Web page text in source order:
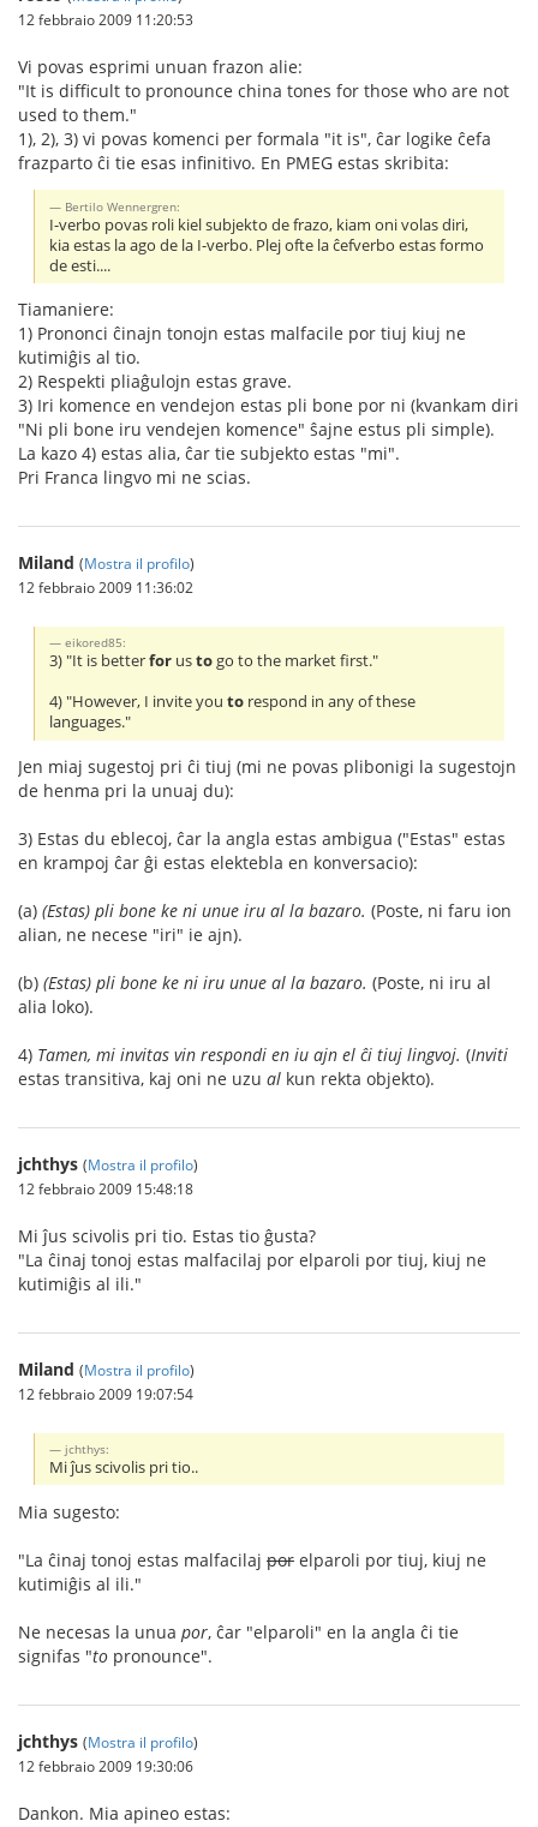
12 febbraio 2009 11:20:53
Vi povas esprimi unuan frazon alie:
"It is difficult to pronounce china tones for those who are not
used to them."
1), 2), 3) vi povas komenci per formala "it is", ĉar logike ĉefa
frazparto ĉi tie esas infinitivo. En PMEG estas skribita:
Bertilo Wennergren:
I-verbo povas roli kiel subjekto de frazo, kiam oni volas diri,
kia estas la ago de la I-verbo. Plej ofte la ĉefverbo estas formo
de esti....
Tiamaniere:
1) Prononci ĉinajn tonojn estas malfacile por tiuj kiuj ne
kutimiĝis al tio.
2) Respekti pliaĝulojn estas grave.
3) Iri komence en vendejon estas pli bone por ni (kvankam diri
"Ni pli bone iru vendejen komence" ŝajne estus pli simple).
La kazo 4) estas alia, ĉar tie subjekto estas "mi".
Pri Franca lingvo mi ne scias.
Miland (Mostra il profilo)
12 febbraio 2009 11:36:02
eikored85:
3) "It is betterfor ustogo to the market first."
4) "However, I invite youto respond in any of these
languages."
Jen miaj sugestoj pri ĉi tiuj (mi ne povas plibonigi la sugestojn
de henma pri la unuaj du):
3) Estas du eblecoj, ĉar la angla estas ambigua ("Estas" estas
en krampoj ĉar ĝi estas elektebla en konversacio):
(a) (Estas) pli bone ke ni unue iru al la bazaro. (Poste, ni faru ion
alian, ne necese "iri" ie ajn).
(b) (Estas) pli bone ke ni iru unue al la bazaro. (Poste, ni iru al
alia loko).
4) Tamen, mi invitas vin respondi en iu ajn el ĉi tiuj lingvoj. (Inviti
estas transitiva, kaj oni ne uzu al kun rekta objekto).
jchthys (Mostra il profilo)
12 febbraio 2009 15:48:18
Mi ĵus scivolis pri tio. Estas tio ĝusta?
"La ĉinaj tonoj estas malfacilaj por elparoli por tiuj, kiuj ne
kutimiĝis al ili."
Miland (Mostra il profilo)
12 febbraio 2009 19:07:54
jchthys:
Mi ĵus scivolis pri tio..
Mia sugesto:
"La ĉinaj tonoj estas malfacilaj por elparoli por tiuj, kiuj ne
kutimiĝis al ili."
Ne necesas la unua por, ĉar "elparoli" en la angla ĉi tie
signifas "to pronounce".
jchthys (Mostra il profilo)
12 febbraio 2009 19:30:06
Dankon. Mia apineo estas: